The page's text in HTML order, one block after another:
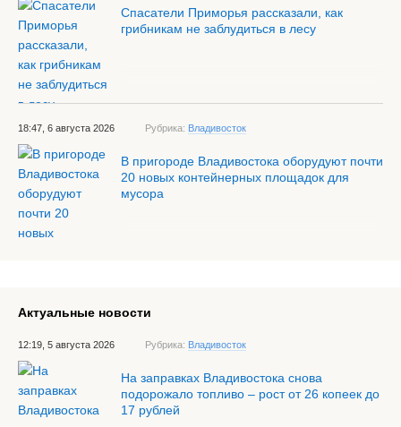
Спасатели Приморья рассказали, как
грибникам не заблудиться в лесу
18:47, 6 августа 2026 Рубрика: Владивосток
В пригороде Владивостока оборудуют почти
20 новых контейнерных площадок для
мусора
Актуальные новости
12:19, 5 августа 2026 Рубрика: Владивосток
На заправках Владивостока снова
подорожало топливо – рост от 26 копеек до
17 рублей